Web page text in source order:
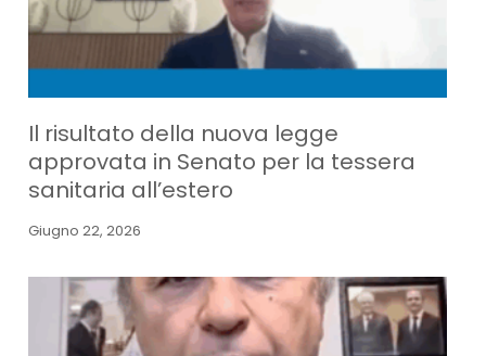
Il risultato della nuova legge
approvata in Senato per la tessera
sanitaria all’estero
Giugno 22, 2026